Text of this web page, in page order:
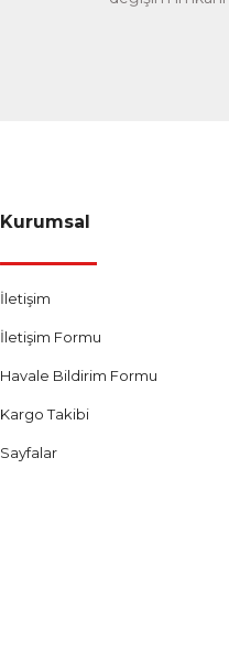
Kurumsal
İletişim
İletişim Formu
Havale Bildirim Formu
Kargo Takibi
Sayfalar